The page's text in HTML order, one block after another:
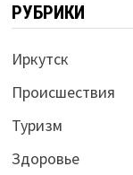
РУБРИКИ
Иркутск
Происшествия
Туризм
Здоровье